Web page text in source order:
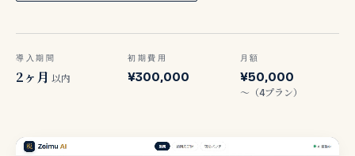
導入期間
2ヶ月 以内
初期費用
¥300,000
月額
¥50,000
〜（4プラン）